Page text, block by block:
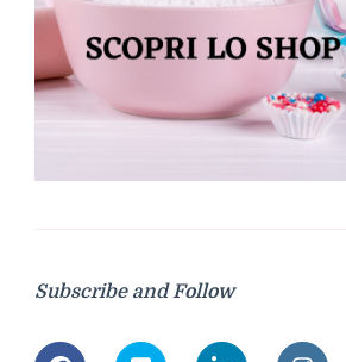
Subscribe and Follow